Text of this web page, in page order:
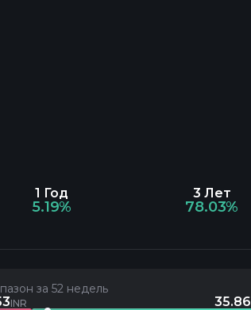
1 Год
5.19%
3 Лет
78.03%
за 52 недель
INR 35.86